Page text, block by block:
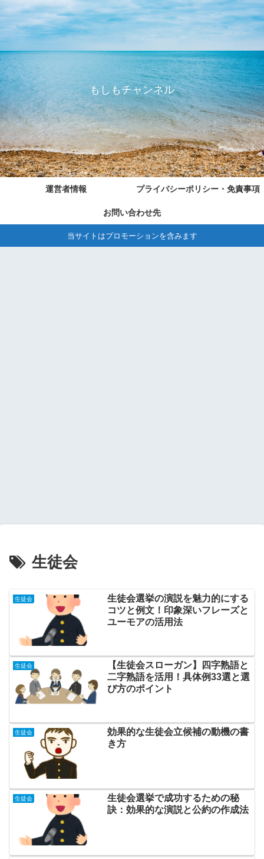
もしもチャンネル
運営者情報 プライバシーポリシー・免責事項
お問い合わせ先
当サイトはプロモーションを含みます
生徒会
生徒会
生徒会選挙の演説を魅力的にする
コツと例文！印象深いフレーズと
ユーモアの活用法
生徒会
【生徒会スローガン】四字熟語と
二字熟語を活用！具体例33選と選
び方のポイント
生徒会
効果的な生徒会立候補の動機の書
き方
生徒会
生徒会選挙で成功するための秘
訣：効果的な演説と公約の作成法